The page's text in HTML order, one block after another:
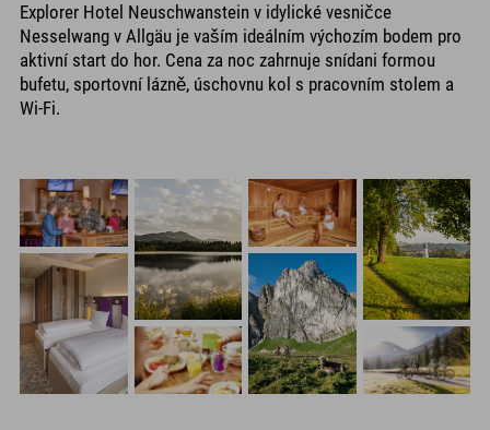
Explorer Hotel Neuschwanstein v idylické vesničce
Nesselwang v Allgäu je vaším ideálním výchozím bodem pro
aktivní start do hor. Cena za noc zahrnuje snídani formou
bufetu, sportovní lázně, úschovnu kol s pracovním stolem a
Wi-Fi.